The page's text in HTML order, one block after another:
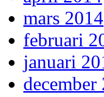
mars 2014
februari
januari
december